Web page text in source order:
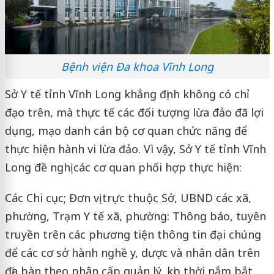
Bệnh viện Đa khoa Vĩnh Long
Sở Y tế tỉnh Vĩnh Long khẳng định không có chỉ
đạo trên, mà thực tế các đối tượng lừa đảo đã lợi
dụng, mạo danh cán bộ cơ quan chức năng để
thực hiện hành vi lừa đảo. Vì vậy, Sở Y tế tỉnh Vĩnh
Long đề nghị các cơ quan phối hợp thực hiện:
Các Chi cục; Đơn vị trực thuộc Sở, UBND các xã,
phường, Trạm Y tế xã, phường: Thông báo, tuyên
truyền trên các phương tiện thông tin đại chúng
để các cơ sở hành nghề y, dược và nhân dân trên
địa bàn theo phân cấp quản lý, kịp thời nắm bắt